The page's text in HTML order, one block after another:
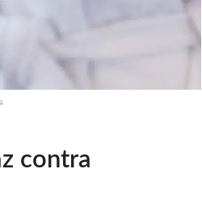
contra